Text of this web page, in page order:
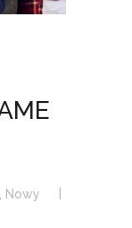
, Nowy